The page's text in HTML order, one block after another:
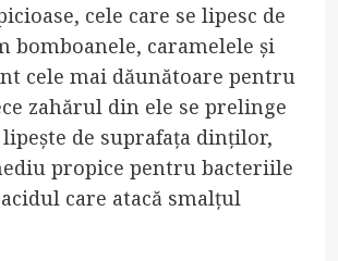
cele care se lipesc de
bomboanele, caramelele și
cele mai dăunătoare pentru
zahărul din ele se prelinge
de suprafața dinților,
propice pentru bacteriile
care atacă smalțul